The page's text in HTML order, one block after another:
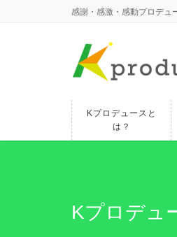
感謝・感激・感動プロデュ
Kプロデュースと
は？
Kプロデュ